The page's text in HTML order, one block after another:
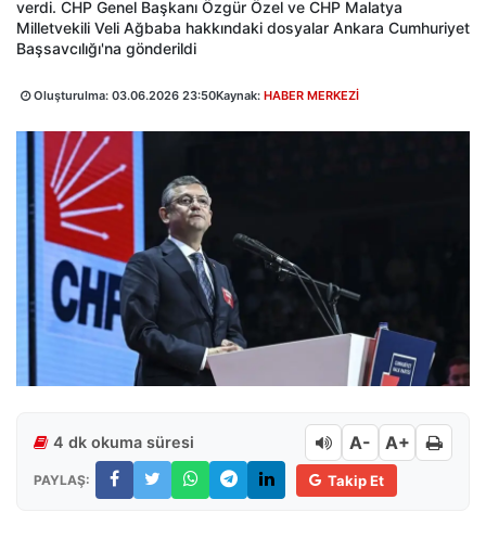
verdi. CHP Genel Başkanı Özgür Özel ve CHP Malatya
Milletvekili Veli Ağbaba hakkındaki dosyalar Ankara Cumhuriyet
Başsavcılığı'na gönderildi
Oluşturulma: 03.06.2026 23:50Kaynak: HABER MERKEZİ
4 dk okuma süresi A- A+
PAYLAŞ: Takip Et